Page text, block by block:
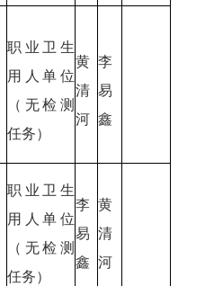
职业卫生
用人单位
（无检测
任务）
黄
清
河
李
易
鑫
职业卫生
用人单位
（无检测
任务）
李
易
鑫
黄
清
河